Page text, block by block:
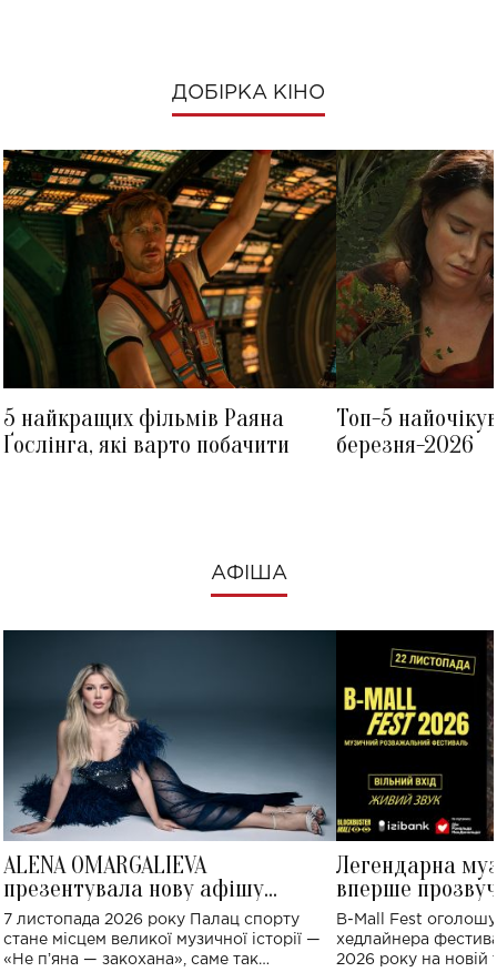
ДОБІРКА КІНО
5 найкращих фільмів Раяна
Ґослінга, які варто побачити
Топ-5
березня-2026
АФІША
ALENA OMARGALIEVA
презентувала нову афішу
великого концерту в Палаці
спорту
7 листопада 2026 року Палац спорту
стане місцем великої музичної історії —
«Не пʼяна — закохана», саме так
Легендарна
вперше
Україні: де
B-Mall Fest
хедлайнера
2026 року на новій